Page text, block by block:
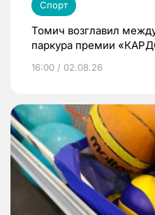
Спорт
Томич возглавил
паркура премии
16:00 / 02.08.26